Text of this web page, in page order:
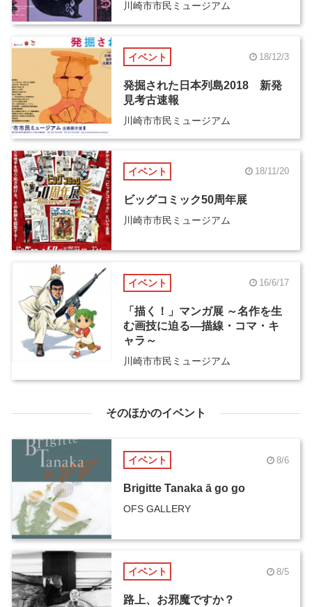
川崎市市民ミュージアム
イベント 18/12/3
発掘された日本列島2018 新発
見考古速報
川崎市市民ミュージアム
イベント 18/11/20
ビッグコミック50周年展
川崎市市民ミュージアム
イベント 16/6/17
「描く！」マンガ展 ～名作を生
む画技に迫る―描線・コマ・キ
ャラ～
川崎市市民ミュージアム
そのほかのイベント
イベント 8/6
Brigitte Tanaka ā go go
OFS GALLERY
イベント 8/5
路上、お邪魔ですか？